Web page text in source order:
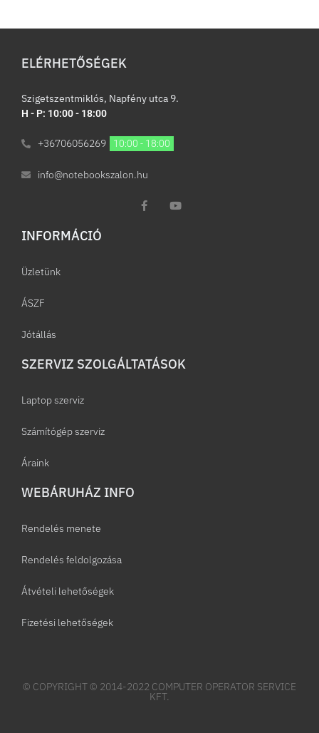
ELÉRHETŐSÉGEK
Szigetszentmiklós, Napfény utca 9.
H - P: 10:00 - 18:00
+36706056269 10:00 - 18:00
info@notebookszalon.hu
INFORMÁCIÓ​
Üzletünk
ÁSZF
Jótállás
SZERVIZ SZOLGÁLTATÁSOK
Laptop szerviz
Számítógép szerviz
Áraink
WEBÁRUHÁZ INFO
Rendelés menete
Rendelés feldolgozása
Átvételi lehetőségek
Fizetési lehetőségek
© COPYRIGHT © 2014-2022 COMPUTER OPERATOR SERVICE
KFT.